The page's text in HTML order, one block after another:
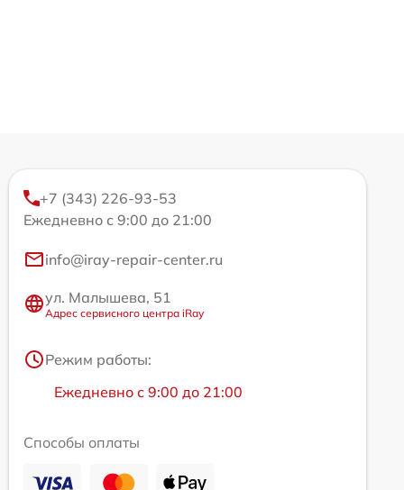
+7 (343) 226-93-53
Ежедневно с 9:00 до 21:00
info@iray-repair-center.ru
ул. Малышева, 51
Адрес сервисного центра iRay
Режим работы:
Ежедневно с 9:00 до 21:00
Способы оплаты